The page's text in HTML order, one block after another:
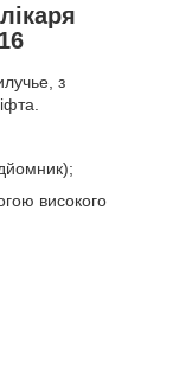
з
високого